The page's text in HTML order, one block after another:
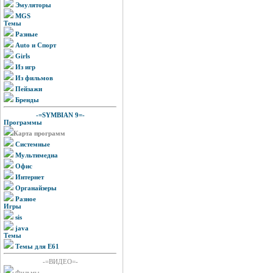
Эмуляторы
MGS
Темы
Разные
Auto и Спорт
Girls
Из игр
Из фильмов
Пейзажи
Бренды
-=SYMBIAN 9=-
Программы
Карта программ
Системные
Мультимедиа
Офис
Интернет
Органайзеры
Разное
Игры
sis
java
Темы
Темы для E61
-=ВИДЕО=-